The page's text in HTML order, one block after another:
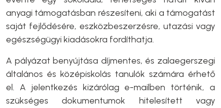
anyagi támogatásban részesíteni, aki a támogatást
saját fejlődésére, eszközbeszerzésre, utazási vagy
egészségügyi kiadásokra fordíthatja.
A pályázat benyújtása díjmentes, és zalaegerszegi
általános és középiskolás tanulók számára érhető
el. A jelentkezés kizárólag e-mailben történik, a
szükséges dokumentumok hitelesített vagy